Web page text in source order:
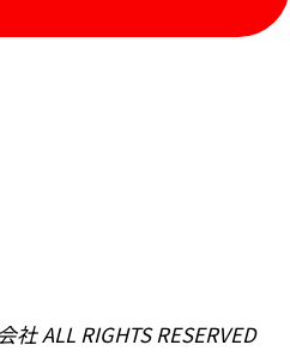
ALL RIGHTS RESERVED